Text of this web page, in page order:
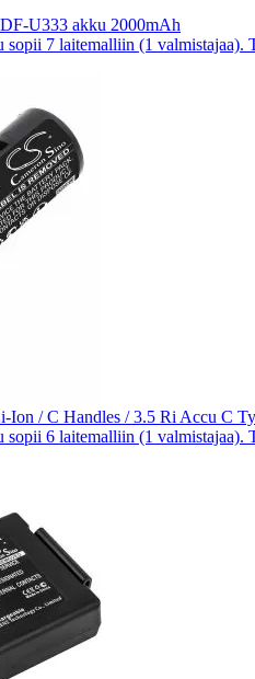
U333 akku 2000mAh
sopii 7 laitemalliin (1 valmistajaa).
/ C Handles / 3.5 Ri Accu C
sopii 6 laitemalliin (1 valmistajaa).